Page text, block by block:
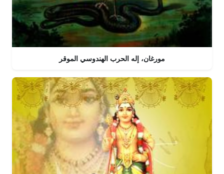
مورغان، إله الحرب الهندوسي الموقر